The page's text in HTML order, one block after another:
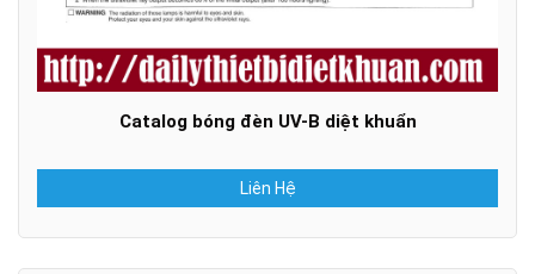
Catalog bóng đèn UV-B diệt khuẩn
Liên Hệ